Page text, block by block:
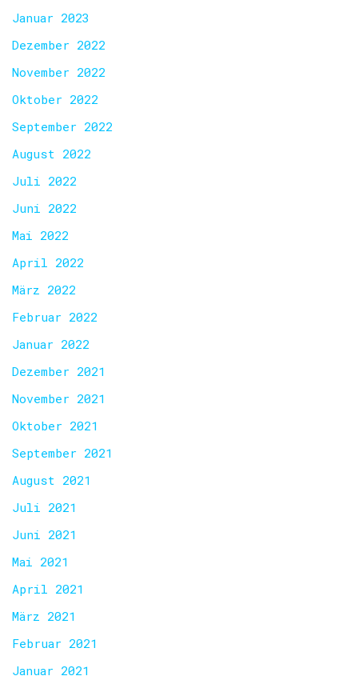
Januar 2023
Dezember 2022
November 2022
Oktober 2022
September 2022
August 2022
Juli 2022
Juni 2022
Mai 2022
April 2022
März 2022
Februar 2022
Januar 2022
Dezember 2021
November 2021
Oktober 2021
September 2021
August 2021
Juli 2021
Juni 2021
Mai 2021
April 2021
März 2021
Februar 2021
Januar 2021